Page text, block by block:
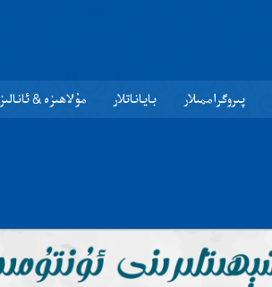
پىروگراممىلار باياناتلار مۇلاھىزە & ئانالىز